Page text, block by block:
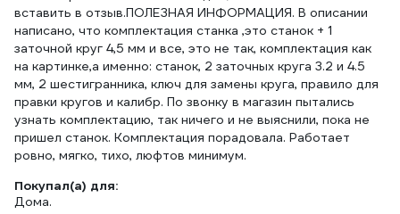
вставить в отзыв.ПОЛЕЗНАЯ ИНФОРМАЦИЯ. В описании
написано, что комплектация станка ,это станок + 1
заточной круг 4,5 мм и все, это не так, комплектация как
на картинке,а именно: станок, 2 заточных круга 3.2 и 4.5
мм, 2 шестигранника, ключ для замены круга, правило для
правки кругов и калибр. По звонку в магазин пытались
узнать комплектацию, так ничего и не выяснили, пока не
пришел станок. Комплектация порадовала. Работает
ровно, мягко, тихо, люфтов минимум.
Покупал(а) для:
Дома.